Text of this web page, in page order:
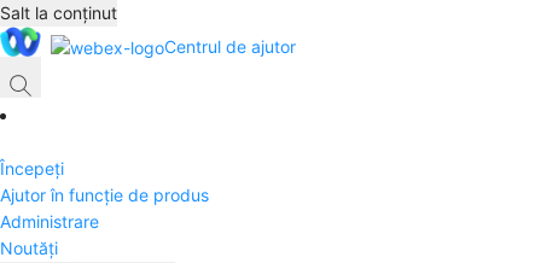
Salt la conținut
Centrul de ajutor
Începeți
Ajutor în funcție de produs
Administrare
Noutăți